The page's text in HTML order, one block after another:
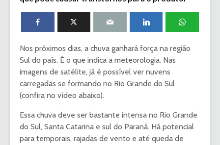
Nos próximos dias, a chuva ganhará força na região
Sul do país. É o que indica a meteorologia. Nas
imagens de satélite, já é possível ver nuvens
carregadas se formando no Rio Grande do Sul
(confira no vídeo abaixo).
Essa chuva deve ser bastante intensa no Rio Grande
do Sul, Santa Catarina e sul do Paraná. Há potencial
para temporais, rajadas de vento e até queda de